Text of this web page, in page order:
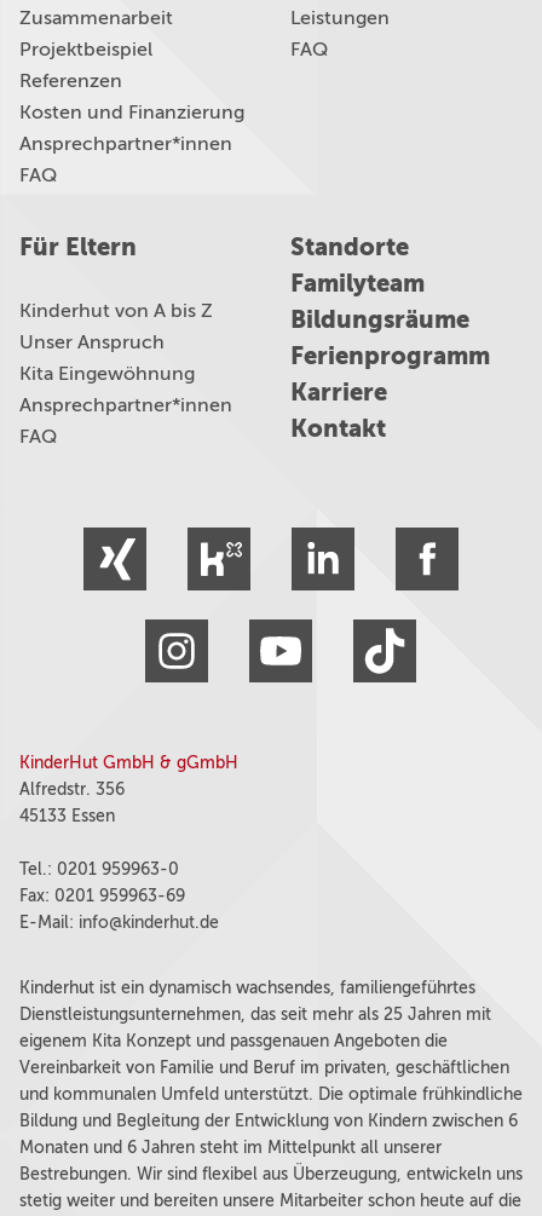
Zusammenarbeit
Projektbeispiel
Referenzen
Kosten und Finanzierung
Ansprechpartner*innen
FAQ
Leistungen
FAQ
Für Eltern
Kinderhut von A bis Z
Unser Anspruch
Kita Eingewöhnung
Ansprechpartner*innen
FAQ
Standorte
Familyteam
Bildungsräume
Ferienprogramm
Karriere
Kontakt
KinderHut GmbH & gGmbH
Alfredstr. 356
45133 Essen
Tel.: 0201 959963-0
Fax: 0201 959963-69
E-Mail: info@kinderhut.de
Kinderhut ist ein dynamisch wachsendes, familiengeführtes
Dienstleistungsunternehmen, das seit mehr als 25 Jahren mit
eigenem Kita Konzept und passgenauen Angeboten die
Vereinbarkeit von Familie und Beruf im privaten, geschäftlichen
und kommunalen Umfeld unterstützt. Die optimale frühkindliche
Bildung und Begleitung der Entwicklung von Kindern zwischen 6
Monaten und 6 Jahren steht im Mittelpunkt all unserer
Bestrebungen. Wir sind flexibel aus Überzeugung, entwickeln uns
stetig weiter und bereiten unsere Mitarbeiter schon heute auf die